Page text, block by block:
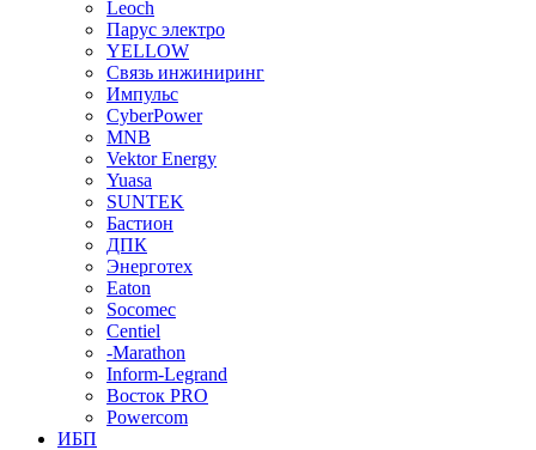
Leoch
Парус электро
YELLOW
Связь инжиниринг
Импульс
CyberPower
MNB
Vektor Energy
Yuasa
SUNTEK
Бастион
ДПК
Энерготех
Eaton
Socomec
Centiel
-Marathon
Inform-Legrand
Восток PRO
Powercom
ИБП